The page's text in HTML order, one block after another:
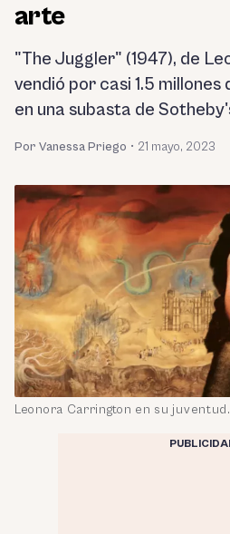
arte
"The Juggler" (1947), de
vendió por casi 1.5 millones
en una subasta de
Por Vanessa Priego • 21 mayo, 2023
Leonora Carrington en su juventud.